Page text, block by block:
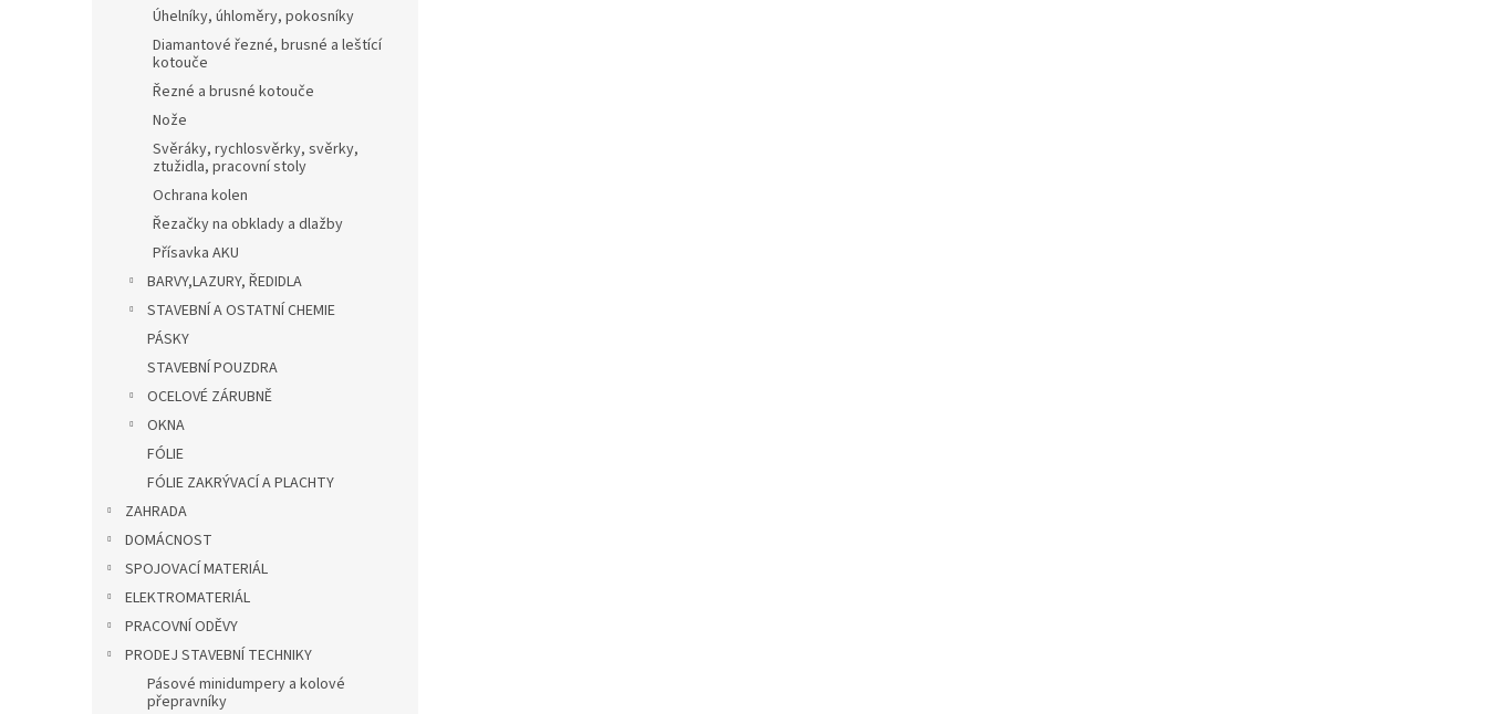
Úhelníky, úhloměry, pokosníky
Diamantové řezné, brusné a leštící
kotouče
Řezné a brusné kotouče
Nože
Svěráky, rychlosvěrky, svěrky,
ztužidla, pracovní stoly
Ochrana kolen
Řezačky na obklady a dlažby
Přísavka AKU
BARVY,LAZURY, ŘEDIDLA
STAVEBNÍ A OSTATNÍ CHEMIE
PÁSKY
STAVEBNÍ POUZDRA
OCELOVÉ ZÁRUBNĚ
OKNA
FÓLIE
FÓLIE ZAKRÝVACÍ A PLACHTY
ZAHRADA
DOMÁCNOST
SPOJOVACÍ MATERIÁL
ELEKTROMATERIÁL
PRACOVNÍ ODĚVY
PRODEJ STAVEBNÍ TECHNIKY
Pásové minidumpery a kolové
přepravníky